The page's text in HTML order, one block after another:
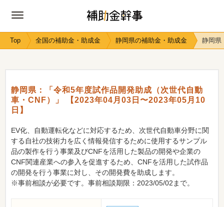
Top 全国の補助金・助成金 静岡県の補助金・助成金 静岡県
静岡県：「令和5年度試作品開発助成（次世代自動
車・CNF）」 【2023年04月03日〜2023年05月10
日】
EV化、自動運転化などに対応するため、次世代自動車分野に関
する自社の技術力を広く情報発信するために使用するサンプル
品の製作を行う事業及びCNFを活用した製品の開発や企業の
CNF関連産業への参入を促進するため、CNFを活用した試作品
の開発を行う事業に対し、その開発費を助成します。
※事前相談が必要です。事前相談期限：2023/05/02まで。